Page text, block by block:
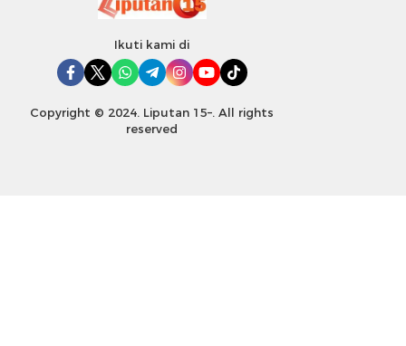
Ikuti kami di
Copyright © 2024. Liputan 15–. All rights
reserved